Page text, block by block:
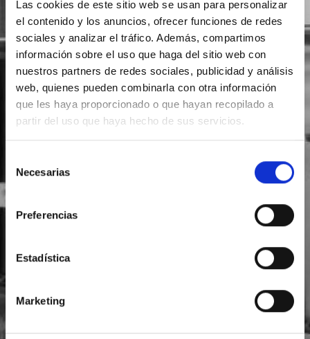
Las cookies de este sitio web se usan para personalizar
el contenido y los anuncios, ofrecer funciones de redes
sociales y analizar el tráfico. Además, compartimos
información sobre el uso que haga del sitio web con
nuestros partners de redes sociales, publicidad y análisis
web, quienes pueden combinarla con otra información
que les haya proporcionado o que hayan recopilado a
partir del uso que haya hecho de sus servicios.
consentimiento
Necesarias
Preferencias
Estadística
Marketing
He leído y acepto lapolítica de privacidad